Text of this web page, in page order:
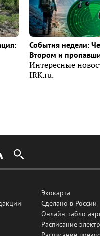
События недели:
Втором и
Интересные
IRK.ru.
Экокарта
Сделано в России
Онлайн-табло
Расписание